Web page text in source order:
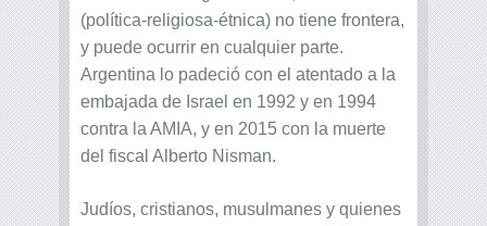
(política-religiosa-étnica) no tiene frontera,
y puede ocurrir en cualquier parte.
Argentina lo padeció con el atentado a la
embajada de Israel en 1992 y en 1994
contra la AMIA, y en 2015 con la muerte
del fiscal Alberto Nisman.
Judíos, cristianos, musulmanes y quienes